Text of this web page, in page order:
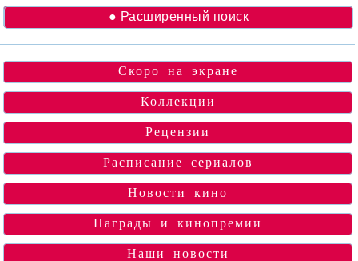
● Расширенный поиск
Скоро на экране
Коллекции
Рецензии
Расписание сериалов
Новости кино
Награды и кинопремии
Наши новости